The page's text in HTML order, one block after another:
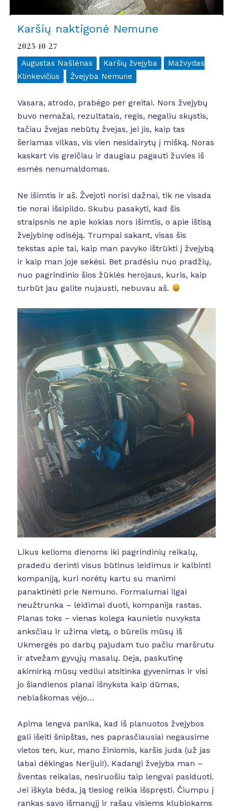
Karšių naktigonė Nemune
2025-10-27
Augustas Našlėnas Karšių žvejyba
Mažvydas
Klinkevičius
Žvejyba Nemune
Vasara, atrodo, prabėgo per greitai. Nors žvejybų
buvo nemažai, rezultatais, regis, negaliu skųstis,
tačiau žvejas nebūtų žvejas, jei jis, kaip tas
šeriamas vilkas, vis vien nesidairytų į mišką. Noras
kaskart vis greičiau ir daugiau pagauti žuvies iš
esmės nenumaldomas.
Ne išimtis ir aš. Žvejoti norisi dažnai, tik ne visada
tie norai išsipildo. Skubu pasakyti, kad šis
straipsnis ne apie kokias nors išimtis, o apie ištisą
žvejybinę odisėją. Trumpai sakant, visas šis
tekstas apie tai, kaip man pavyko ištrūkti į žvejybą
ir kaip man joje sekėsi. Bet pradėsiu nuo pradžių,
nuo pagrindinio šios žūklės herojaus, kuris, kaip
turbūt jau galite nujausti, nebuvau aš.
Likus kelioms dienoms iki pagrindinių reikalų,
pradedu derinti visus būtinus leidimus ir kalbinti
kompaniją, kuri norėtų kartu su manimi
panaktinėti prie Nemuno. Formalumai ilgai
neužtrunka – leidimai duoti, kompanija rastas.
Planas toks – vienas kolega kaunietis nuvyksta
anksčiau ir užima vietą, o būrelis mūsų iš
Ukmergės po darbų pajudam tuo pačiu maršrutu
ir atvežam gyvųjų masalų. Deja, paskutinę
akimirką mūsų vedliui atsitinka gyvenimas ir visi
jo šiandienos planai išnyksta kaip dūmas,
neblaškomas vėjo…
Apima lengva panika, kad iš planuotos žvejybos
gali išeiti šnipštas, nes paprasčiausiai negausime
vietos ten, kur, mano žiniomis, karšis juda (už jas
labai dėkingas Nerijui!). Kadangi žvejyba man –
šventas reikalas, nesiruošiu taip lengvai pasiduoti.
Jei iškyla bėda, ją tiesiog reikia išspręsti. Čiumpu į
rankas savo išmanųjį ir rašau visiems klubiokams